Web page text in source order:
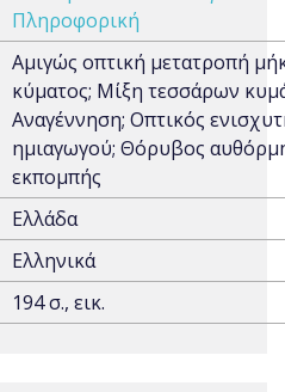
Πληροφορική
Αμιγώς οπτική μετατροπή
κύματος; Μίξη τεσσάρων
Αναγέννηση; Οπτικός
ημιαγωγού; Θόρυβος
εκπομπής
Ελλάδα
Ελληνικά
194 σ., εικ.